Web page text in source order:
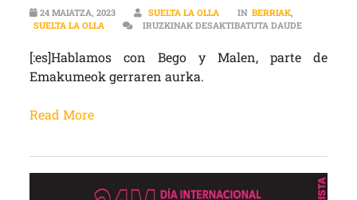
24 MAIATZA, 2023 SUELTA LA OLLA IN BERRIAK,
SUELTA LA OLLA
IRUZKINAK DESAKTIBATUTA DAUDE
[:es]Hablamos con Bego y Malen, parte de
Emakumeok gerraren aurka.
Read More